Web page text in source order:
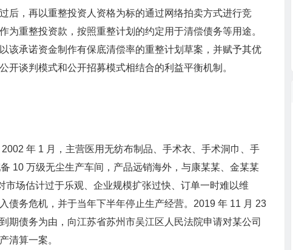
后，再以重整投资人资格为标的通过网络拍卖方式进行竞
重整投资款，按照重整计划的约定用于清偿债务等用途。
该承诺资金制作有保底清偿率的重整计划草案，并赋予其优
谈判模式和公开招募模式相结合的利益平衡机制。
年 1 月，主营医用无纺布制品、手术衣、手术洞巾、手
10 万级无尘生产车间，产品远销海外，与康某某、金某某
场估计过于乐观、企业规模扩张过快、订单一时难以维
债务危机，并于当年下半年停止生产经营。2019 年 11 月 23
期债务为由，向江苏省苏州市吴江区人民法院申请对某公司
清算一案。